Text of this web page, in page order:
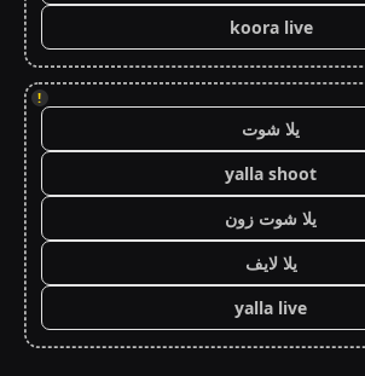
koora live
!
يلا شوت
yalla shoot
يلا شوت زون
يلا لايف
yalla live